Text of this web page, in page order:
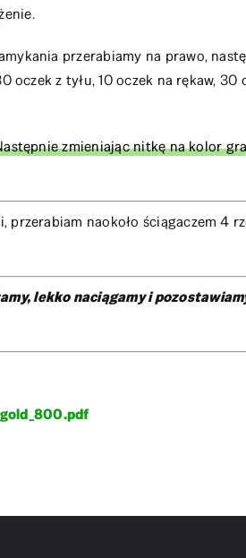
przerabiamy na prawo,
z tyłu, 10 oczek na rękaw, 30
zmieniając nitkę na kolor
naokoło ściągaczem 4
lekko naciągamy i